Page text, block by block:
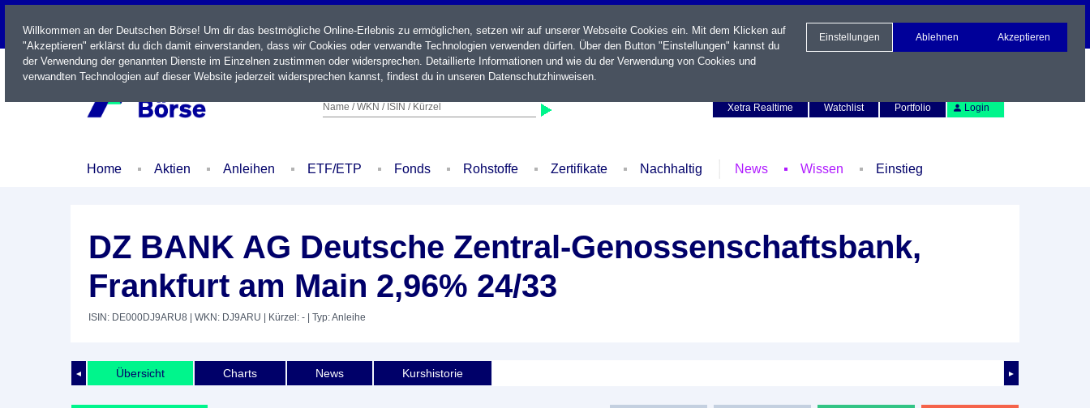
LIVE
Name / WKN / ISIN / Kürzel
Xetra Realtime
Watchlist Portfolio Login
Home Aktien Anleihen ETF/ETP Fonds Rohstoffe Zertifikate Nachhaltig News Wissen Einstieg
DZ BANK AG Deutsche Zentral-Genossenschaftsbank,
Frankfurt am Main 2,96% 24/33
ISIN: DE000DJ9ARU8 | WKN: DJ9ARU | Kürzel: - | Typ: Anleihe
◄ ►
Übersicht Charts News Kurshistorie
Willkommen an der Deutschen Börse! Um dir das bestmögliche Online-Erlebnis zu ermöglichen, setzen wir auf unserer Webseite Cookies ein. Mit dem Klicken auf
"Akzeptieren" erklärst du dich damit einverstanden, dass wir Cookies oder verwandte Technologien verwenden dürfen. Über den Button "Einstellungen" kannst du
der Verwendung der genannten Dienste im Einzelnen zustimmen oder widersprechen. Detaillierte Informationen und wie du der Verwendung von Cookies und
verwandten Technologien auf dieser Website jederzeit widersprechen kannst, findest du in unseren Datenschutzhinweisen.
Einstellungen Ablehnen Akzeptieren